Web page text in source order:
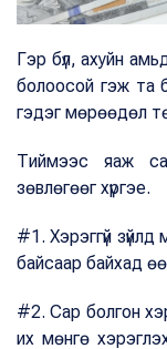
Гэр бүл, ахуйн
болоосой гэж та
гэдэг мөрөөдөл
Тиймээс яаж
зөвлөгөөг хүргэе.
#1. Хэрэггүй
байсаар байхад
#2. Сар болгон
их мөнгө